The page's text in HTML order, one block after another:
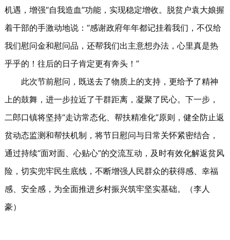
机遇，增强“自我造血”功能，实现稳定增收。脱贫户袁大娘握
着干部的手激动地说：“感谢政府年年都记挂着我们，不仅给
我们慰问金和慰问品，还帮我们出主意想办法，心里真是热
乎乎的！往后的日子肯定更有奔头！”
此次节前慰问，既送去了物质上的支持，更给予了精神
上的鼓舞，进一步拉近了干群距离，凝聚了民心。下一步，
二郎口镇将坚持“走访常态化、帮扶精准化”原则，健全防止返
贫动态监测和帮扶机制，将节日慰问与日常关怀紧密结合，
通过持续“面对面、心贴心”的交流互动，及时有效化解返贫风
险，切实兜牢民生底线，不断增强人民群众的获得感、幸福
感、安全感，为全面推进乡村振兴筑牢坚实基础。（李人
豪）